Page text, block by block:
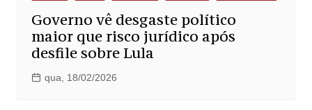
Governo vê desgaste político
maior que risco jurídico após
desfile sobre Lula
qua, 18/02/2026